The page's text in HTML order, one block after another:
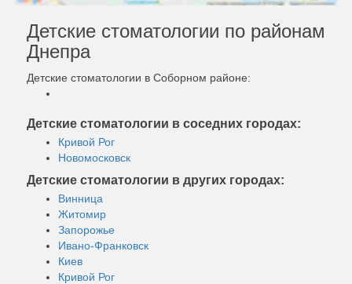
Детские стоматологии по районам
Днепра
Детские стоматологии в Соборном районе:
Детские стоматологии в соседних городах:
Кривой Рог
Новомосковск
Детские стоматологии в других городах:
Винница
Житомир
Запорожье
Ивано-Франковск
Киев
Кривой Рог